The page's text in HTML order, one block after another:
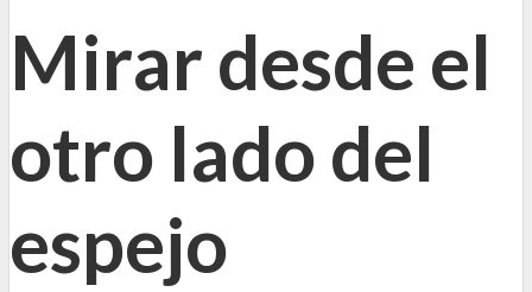
Mirar desde el
otro lado del
espejo